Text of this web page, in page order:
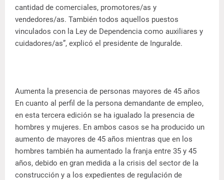
cantidad de comerciales, promotores/as y
vendedores/as. También todos aquellos puestos
vinculados con la Ley de Dependencia como auxiliares y
cuidadores/as”, explicó el presidente de Inguralde.
Aumenta la presencia de personas mayores de 45 años
En cuanto al perfil de la persona demandante de empleo,
en esta tercera edición se ha igualado la presencia de
hombres y mujeres. En ambos casos se ha producido un
aumento de mayores de 45 años mientras que en los
hombres también ha aumentado la franja entre 35 y 45
años, debido en gran medida a la crisis del sector de la
construcción y a los expedientes de regulación de